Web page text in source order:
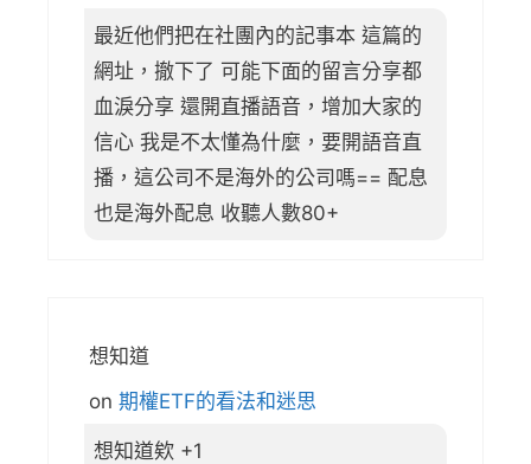
最近他們把在社團內的記事本 這篇的
網址，撤下了 可能下面的留言分享都
血淚分享 還開直播語音，增加大家的
信心 我是不太懂為什麼，要開語音直
播，這公司不是海外的公司嗎== 配息
也是海外配息 收聽人數80+
想知道
on 期權ETF的看法和迷思
想知道欸 +1